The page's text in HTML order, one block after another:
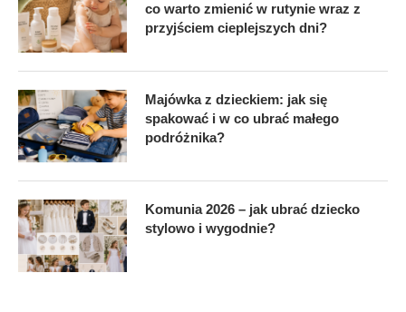
co warto zmienić w rutynie wraz z
przyjściem cieplejszych dni?
Majówka z dzieckiem: jak się
spakować i w co ubrać małego
podróżnika?
Komunia 2026 – jak ubrać dziecko
stylowo i wygodnie?